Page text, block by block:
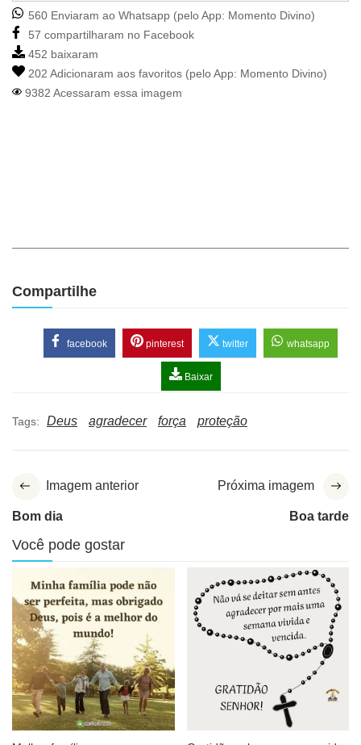
560 Enviaram ao Whatsapp (pelo App: Momento Divino)
57 compartilharam no Facebook
452 baixaram
202 Adicionaram aos favoritos (pelo App: Momento Divino)
9382 Acessaram essa imagem
Compartilhe
facebook pinterest twitter whatsapp
Baixar
Tags: Deus agradecer força proteção
Imagem anterior
Bom dia
Próxima imagem
Boa tarde
Você pode gostar